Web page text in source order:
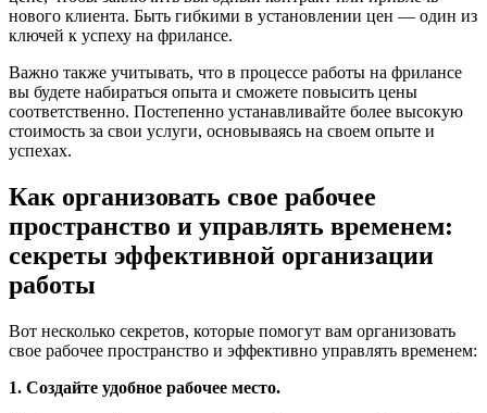
нового клиента. Быть гибкими в установлении цен — один из
ключей к успеху на фрилансе.
Важно также учитывать, что в процессе работы на фрилансе
вы будете набираться опыта и сможете повысить цены
соответственно. Постепенно устанавливайте более высокую
стоимость за свои услуги, основываясь на своем опыте и
успехах.
Как организовать свое рабочее
пространство и управлять временем:
секреты эффективной организации
работы
Вот несколько секретов, которые помогут вам организовать
свое рабочее пространство и эффективно управлять временем:
1. Создайте удобное рабочее место.